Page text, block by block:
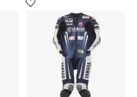
Aggiungi alla lista desideri